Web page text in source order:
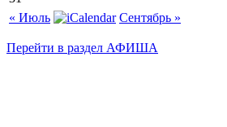
« Июль
Сентябрь »
Перейти в раздел АФИША